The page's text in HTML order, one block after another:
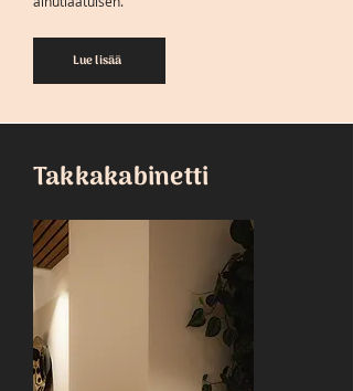
Lue lisää
Takkakabinetti